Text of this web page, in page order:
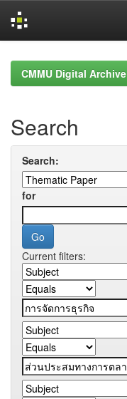
navigationCMMU Digital Archive
Search
Search:
for
Current filters: